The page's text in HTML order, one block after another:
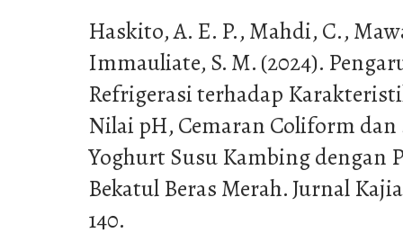
Haskito, A. E. P., Mahdi, C.,
Immauliate, S. M. (2024).
Refrigerasi terhadap
Nilai pH, Cemaran Coliform dan
Yoghurt Susu Kambing dengan
Bekatul Beras Merah. Jurnal
140.